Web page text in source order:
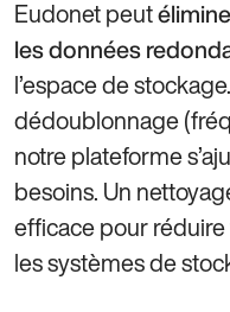
Eudonet peut
les données
l’espace de
dédoublonnage
notre plateforme
besoins. Un
efficace pour
les systèmes de